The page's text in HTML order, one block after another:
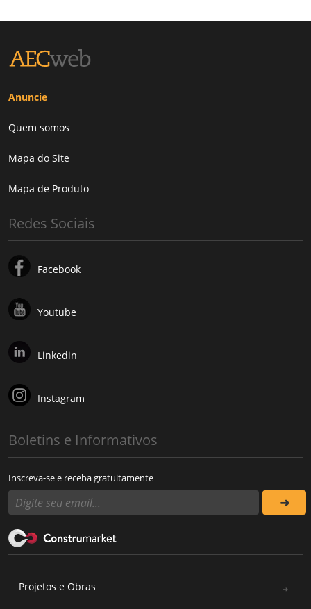
Anuncie
Quem somos
Mapa do Site
Mapa de Produto
Redes Sociais
Facebook
Youtube
Linkedin
Instagram
Boletins e Informativos
Inscreva-se e receba gratuitamente
Projetos e Obras